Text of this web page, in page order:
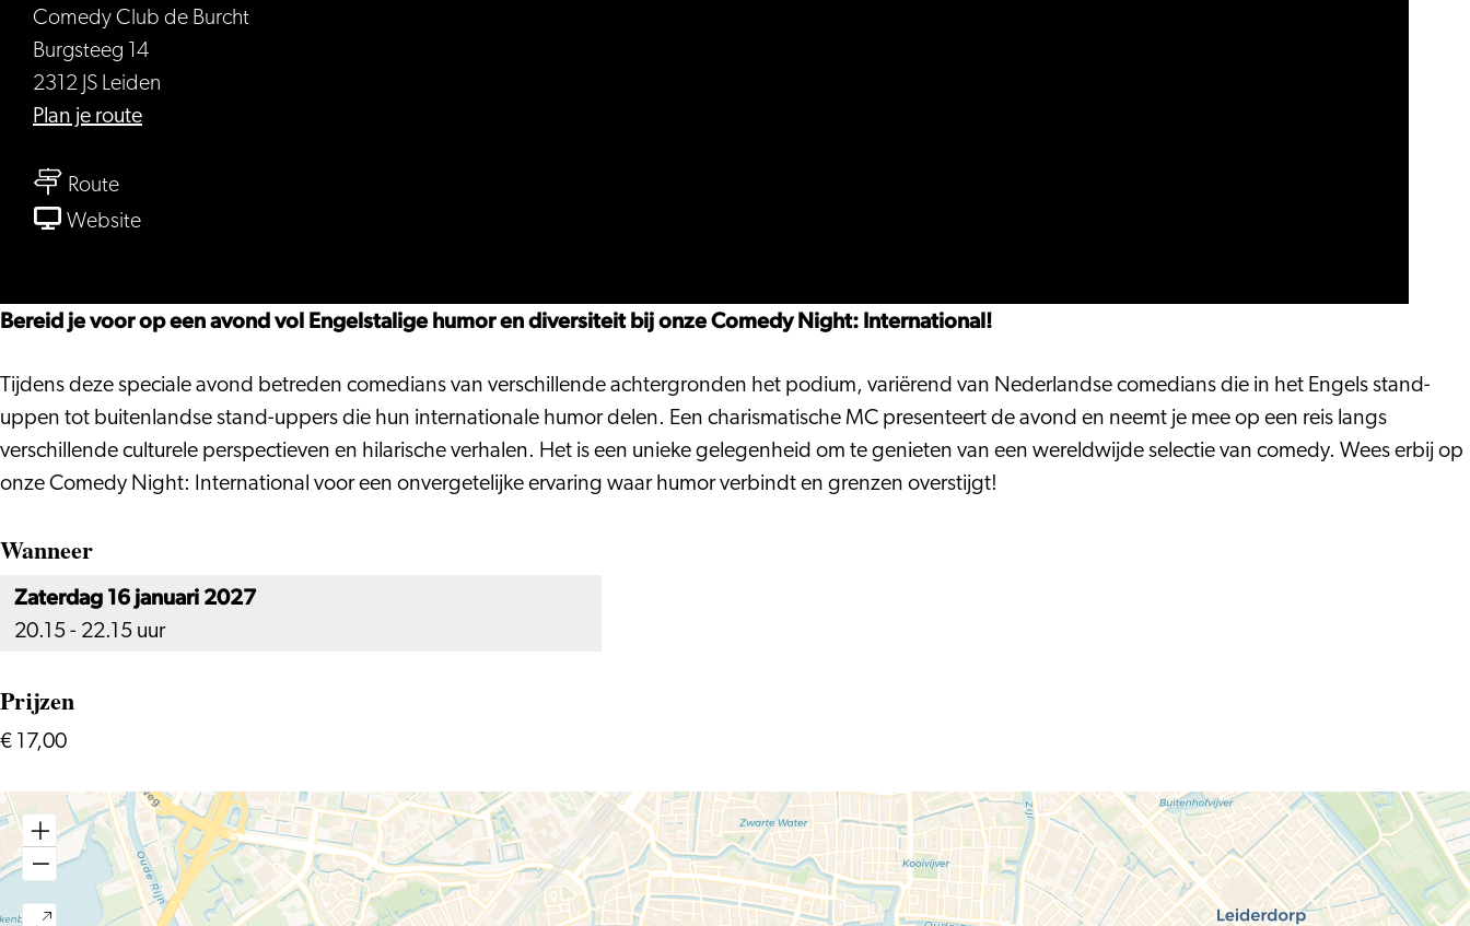
Comedy Club de Burcht
Burgsteeg 14
2312 JS Leiden
Plan je routenaar
Routenaar
Comedy
Websitevan
International
Bereid je voor op een avond vol Engelstalige humor en diversiteit bij onze Comedy Night: International!
Tijdens deze speciale avond betreden comedians van verschillende achtergronden het podium, variërend van Nederlandse comedians die in het Engels stand-
uppen tot buitenlandse stand-uppers die hun internationale humor delen. Een charismatische MC presenteert de avond en neemt je mee op een reis langs
verschillende culturele perspectieven en hilarische verhalen. Het is een unieke gelegenheid om te genieten van een wereldwijde selectie van comedy. Wees erbij op
onze Comedy Night: International voor een onvergetelijke ervaring waar humor verbindt en grenzen overstijgt!
Wanneer
Zaterdag 16 januari 2027
20.15 - 22.15 uur
Prijzen
€ 17,00